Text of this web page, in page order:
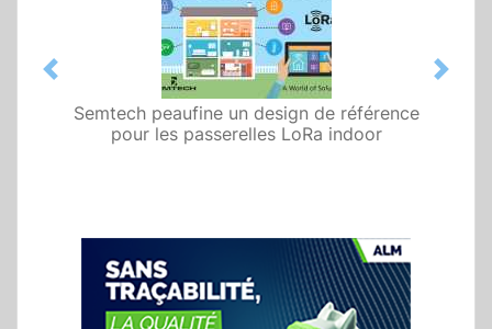
Semtech peaufine un design de référence
pour les passerelles LoRa indoor
Previous Next